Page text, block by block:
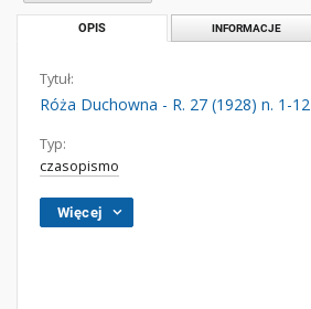
OPIS INFORMACJE
Tytuł:
Róża Duchowna - R. 27 (1928) n. 1-12
Typ:
czasopismo
Więcej